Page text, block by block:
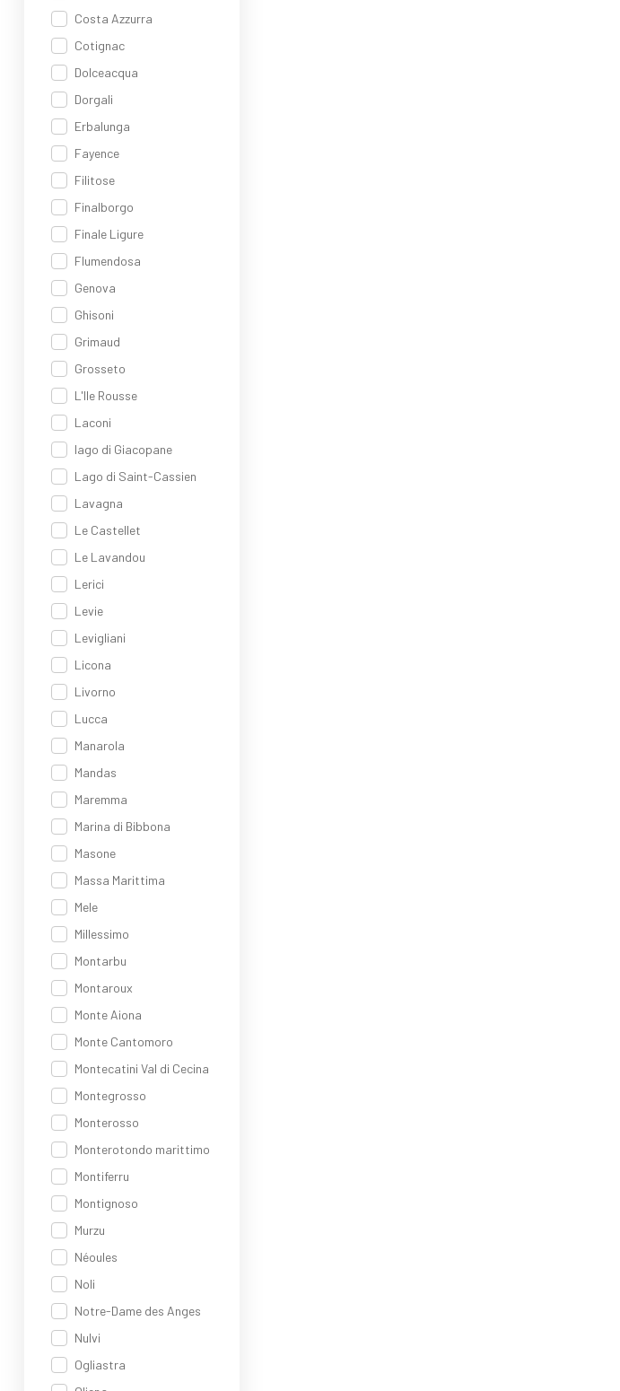
Costa Azzurra
Cotignac
Dolceacqua
Dorgali
Erbalunga
Fayence
Filitose
Finalborgo
Finale Ligure
Flumendosa
Genova
Ghisoni
Grimaud
Grosseto
L'Ile Rousse
Laconi
lago di Giacopane
Lago di Saint-Cassien
Lavagna
Le Castellet
Le Lavandou
Lerici
Levie
Levigliani
Licona
Livorno
Lucca
Manarola
Mandas
Maremma
Marina di Bibbona
Masone
Massa Marittima
Mele
Millessimo
Montarbu
Montaroux
Monte Aiona
Monte Cantomoro
Montecatini Val di Cecina
Montegrosso
Monterosso
Monterotondo marittimo
Montiferru
Montignoso
Murzu
Néoules
Noli
Notre-Dame des Anges
Nulvi
Ogliastra